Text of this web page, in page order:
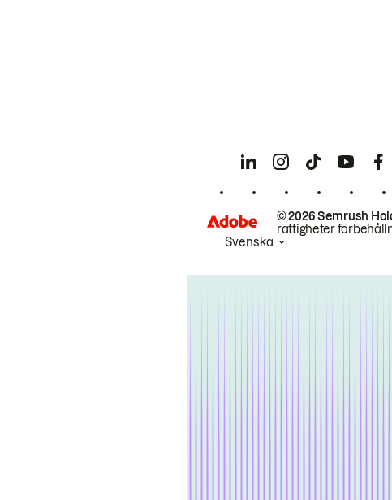
© 2026 Semrush
rättigheter
Svenska